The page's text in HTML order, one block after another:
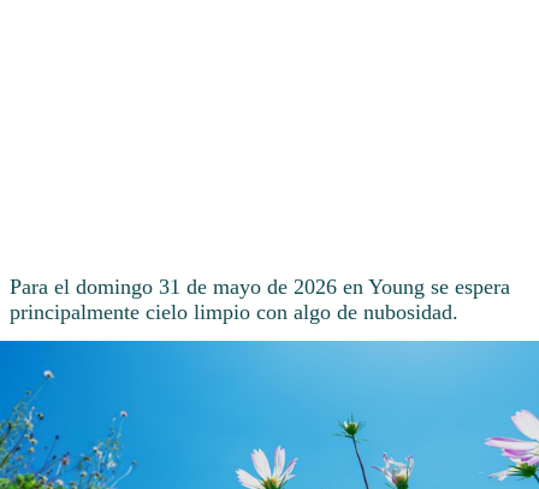
Para el domingo 31 de mayo de 2026 en Young se espera
principalmente cielo limpio con algo de nubosidad.